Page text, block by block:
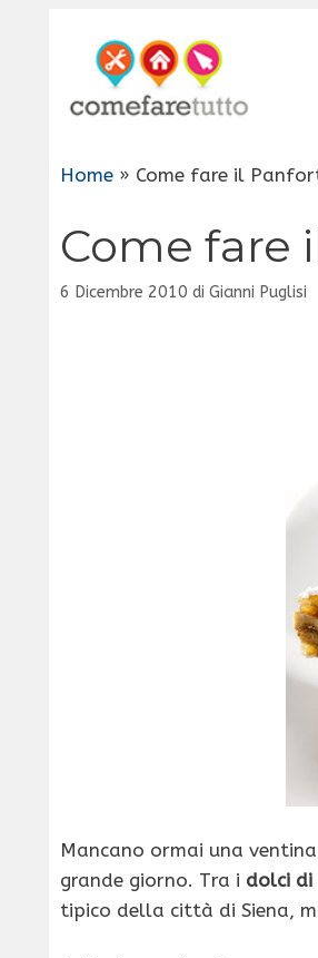
Home » Come fare il
Come fare
6 Dicembre 2010 di Gianni Puglisi
Mancano ormai una
grande giorno. Tra i dolci
tipico della città di Siena,